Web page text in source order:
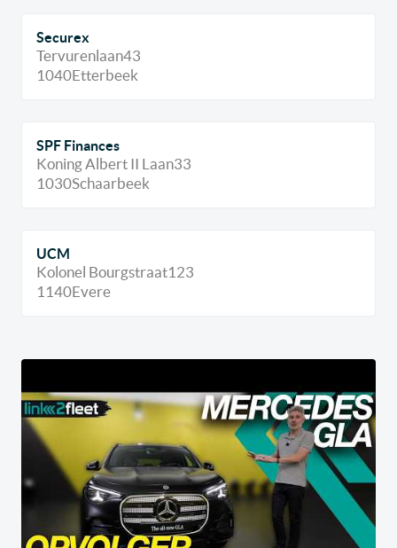
Securex
Tervurenlaan43
1040Etterbeek
SPF Finances
Koning Albert II Laan33
1030Schaarbeek
UCM
Kolonel Bourgstraat123
1140Evere